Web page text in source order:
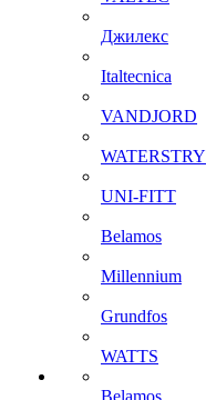
Джилекс
Italtecnica
VANDJORD
WATERSTRY
UNI-FITT
Belamos
Millennium
Grundfos
WATTS
Belamos